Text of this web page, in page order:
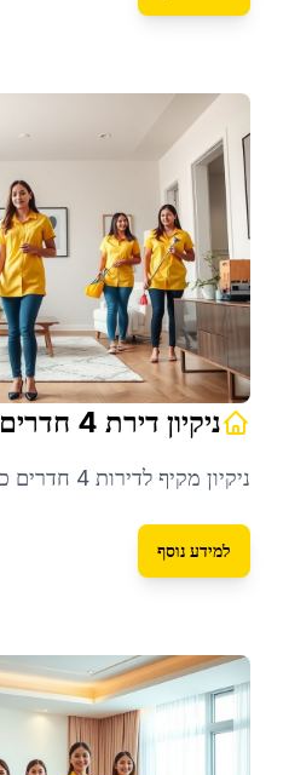
ניקיון דירת 4 חדרים
ניקיון מקיף לדירות 4 חדרים כולל כל החללים והפינות
למידע נוסף